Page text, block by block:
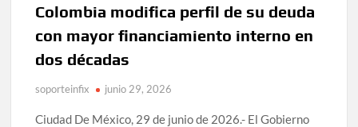
Colombia modifica perfil de su deuda
con mayor financiamiento interno en
dos décadas
soporteinfix junio 29, 2026
Ciudad De México, 29 de junio de 2026.- El Gobierno